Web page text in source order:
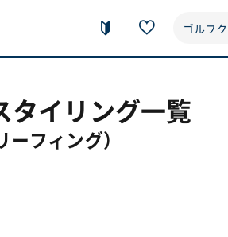
タイリング一覧
ーフィング）